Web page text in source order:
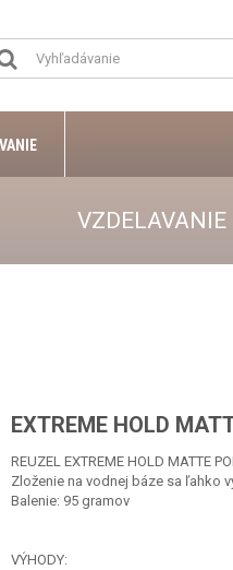
VZDELAVANIE
EXTREME HOLD
REUZEL EXTREME HOLD MATTE
Zloženie na vodnej báze sa ľahko
Balenie: 95 gramov
VÝHODY: